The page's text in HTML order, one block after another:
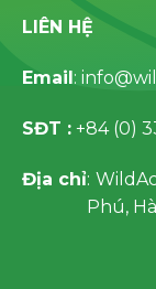
LIÊN HỆ
Email :
SĐT : +84 (0)
Địa chỉ:
Phú,